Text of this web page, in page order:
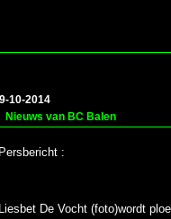
10-2014
Nieuws van BC Balen
Persbericht :
Liesbet De Vocht (foto)wordt